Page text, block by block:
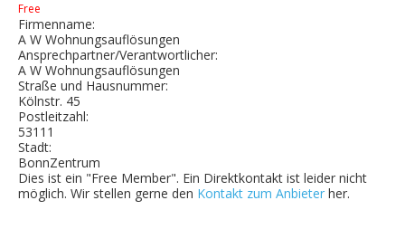
Free
Firmenname:
A W Wohnungsauflösungen
Ansprechpartner/Verantwortlicher:
A W Wohnungsauflösungen
Straße und Hausnummer:
Kölnstr. 45
Postleitzahl:
53111
Stadt:
BonnZentrum
Dies ist ein "Free Member". Ein Direktkontakt ist leider nicht
möglich. Wir stellen gerne den Kontakt zum Anbieter her.